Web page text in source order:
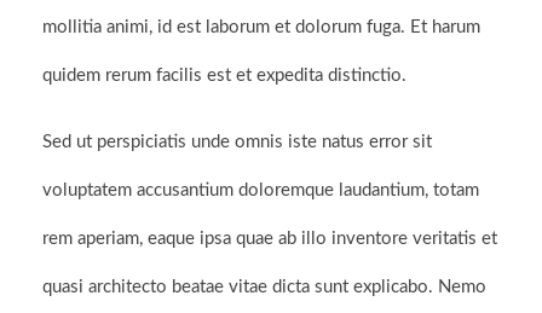
mollitia animi, id est laborum et dolorum fuga. Et harum
quidem rerum facilis est et expedita distinctio.
Sed ut perspiciatis unde omnis iste natus error sit
voluptatem accusantium doloremque laudantium, totam
rem aperiam, eaque ipsa quae ab illo inventore veritatis et
quasi architecto beatae vitae dicta sunt explicabo. Nemo